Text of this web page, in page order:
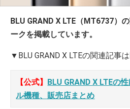
BLU GRAND X LTE（MT6737）
ークを掲載しています。
▼BLU GRAND X LTEの関連記事
【公式】 BLU GRAND X LTEの
ル機種、販売店まとめ